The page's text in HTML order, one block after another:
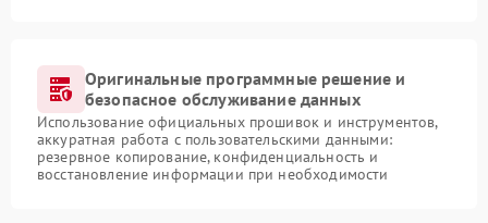
Оригинальные программные решение и
безопасное обслуживание данных
Использование официальных прошивок и инструментов,
аккуратная работа с пользовательскими данными:
резервное копирование, конфиденциальность и
восстановление информации при необходимости